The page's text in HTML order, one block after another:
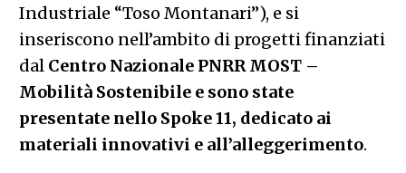
Industriale “Toso Montanari”), e si
inseriscono nell’ambito di progetti finanziati
dal Centro Nazionale PNRR MOST –
Mobilità Sostenibile e sono state
presentate nello Spoke 11, dedicato ai
materiali innovativi e all’alleggerimento.